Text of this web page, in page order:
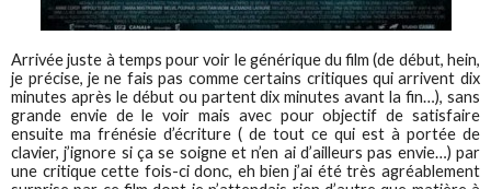
Arrivée juste à temps pour voir le générique du film (de début, hein,
je précise, je ne fais pas comme certains critiques qui arrivent dix
minutes après le début ou partent dix minutes avant la fin…), sans
grande envie de le voir mais avec pour objectif de satisfaire
ensuite ma frénésie d’écriture ( de tout ce qui est à portée de
clavier, j’ignore si ça se soigne et n’en ai d’ailleurs pas envie…) par
une critique cette fois-ci donc, eh bien j’ai été très agréablement